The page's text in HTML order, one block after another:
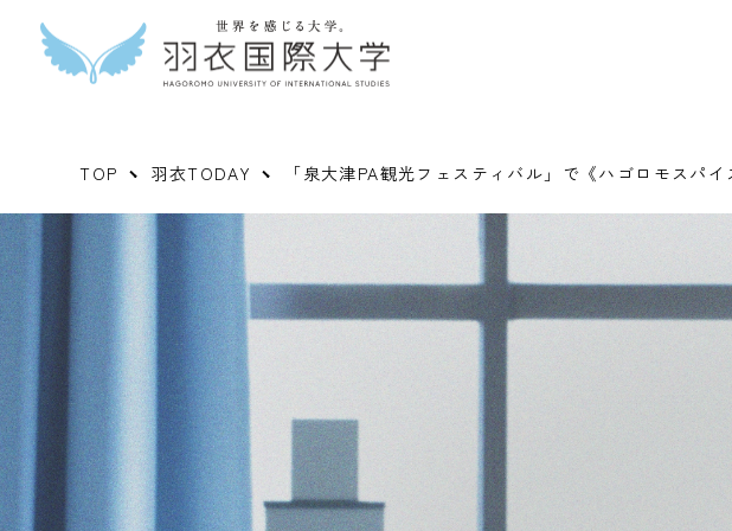
TOP 羽衣TODAY 「泉大津PA観光フェスティバル」で《ハゴロモスパ